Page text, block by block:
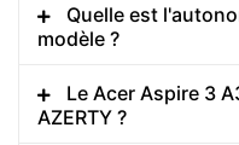
Quelle est
modèle ?
Le Acer Aspire 3
AZERTY ?